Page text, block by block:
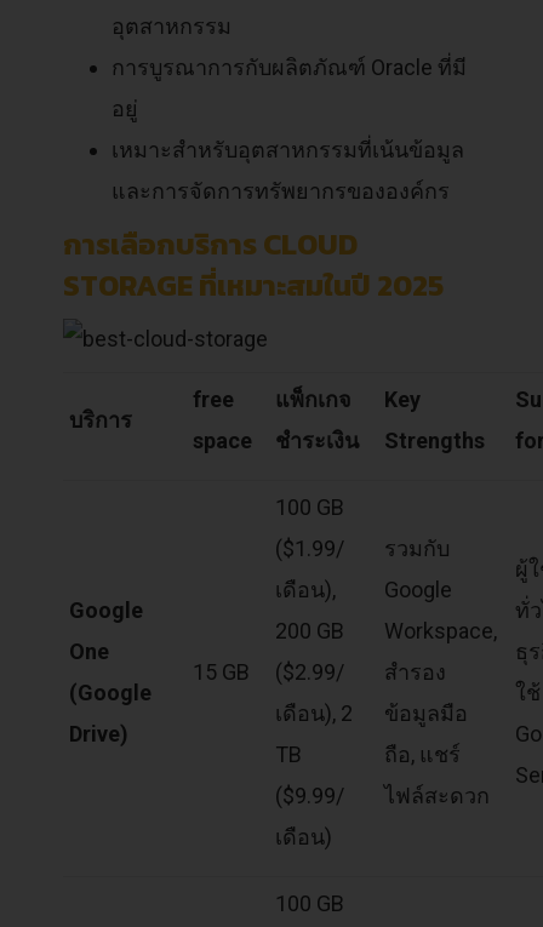
อุตสาหกรรม
การบูรณาการกับผลิตภัณฑ์ Oracle ที่มี
อยู่
เหมาะสำหรับอุตสาหกรรมที่เน้นข้อมูล
และการจัดการทรัพยากรขององค์กร
การเลือกบริการ CLOUD
STORAGE ที่เหมาะสมในปี 2025
บริการ
free
space
แพ็กเกจ
ชำระเงิน
Key
Strengths
Google
One
(Google
Drive)
15 GB
100 GB
($1.99/
เดือน),
200 GB
($2.99/
เดือน), 2
TB
($9.99/
เดือน)
รวมกับ
Google
Workspace,
สำรอง
ข้อมูลมือ
ถือ, แชร์
ไฟล์สะดวก
ผู้
ทั่
ธุ
ใช้
100 GB